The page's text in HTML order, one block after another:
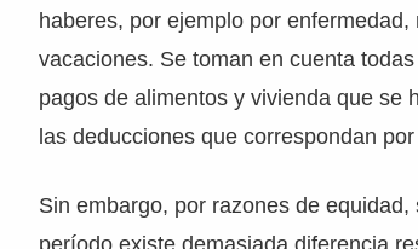
haberes, por ejemplo por
vacaciones. Se toman en cuenta
pagos de alimentos y vivienda que se
las deducciones que correspondan
Sin embargo, por razones de
período existe demasiada diferencia